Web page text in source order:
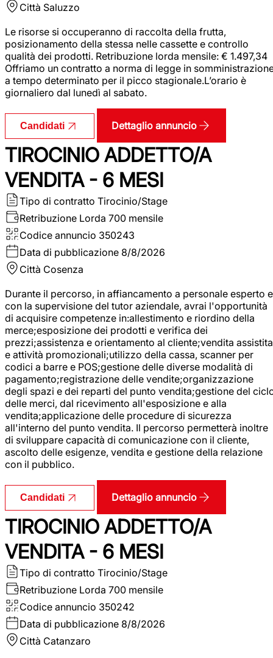
Città Saluzzo
Le risorse si occuperanno di raccolta della frutta,
posizionamento della stessa nelle cassette e controllo
qualità dei prodotti. Retribuzione lorda mensile: € 1.497,34
Offriamo un contratto a norma di legge in
a tempo determinato per il picco stagionale.L’orario è
giornaliero dal lunedì al sabato.
Candidati Dettaglio annuncio
TIROCINIO ADDETTO/A
VENDITA - 6 MESI
Tipo di contratto Tirocinio/Stage
Retribuzione Lorda 700 mensile
Codice annuncio 350243
Data di pubblicazione 8/8/2026
Città Cosenza
Durante il percorso, in affiancamento a personale esperto e
con la supervisione del tutor aziendale, avrai l'opportunità
di acquisire competenze in:allestimento e riordino della
merce;esposizione dei prodotti e verifica dei
prezzi;assistenza e orientamento al cliente;vendita assistita
e attività promozionali;utilizzo della cassa, scanner per
codici a barre e POS;gestione delle diverse modalità di
pagamento;registrazione delle vendite;organizzazione
degli spazi e dei reparti del punto vendita;gestione del
delle merci, dal ricevimento all'esposizione e alla
vendita;applicazione delle procedure di sicurezza
all'interno del punto vendita. Il percorso permetterà inoltre
di sviluppare capacità di comunicazione con il cliente,
ascolto delle esigenze, vendita e gestione della relazione
con il pubblico.
Candidati Dettaglio annuncio
TIROCINIO ADDETTO/A
VENDITA - 6 MESI
Tipo di contratto Tirocinio/Stage
Retribuzione Lorda 700 mensile
Codice annuncio 350242
Data di pubblicazione 8/8/2026
Città Catanzaro